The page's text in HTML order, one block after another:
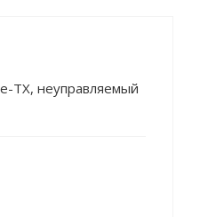
TX, неуправляемый